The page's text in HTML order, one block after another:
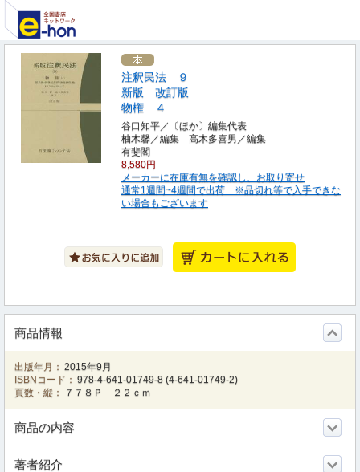
注釈民法 ９
新版 改訂版
物権 ４
谷口知平／〔ほか〕編集代表
柚木馨／編集 高木多喜男／編集
有斐閣
8,580円
メーカーに在庫有無を確認し、お取り寄せ
通常1週間~4週間で出荷 ※品切れ等で入手できな
い場合もございます
商品情報
出版年月： 2015年9月
ISBNコード： 978-4-641-01749-8 (4-641-01749-2)
頁数・縦：
７７８Ｐ ２２ｃｍ
商品の内容
著者紹介